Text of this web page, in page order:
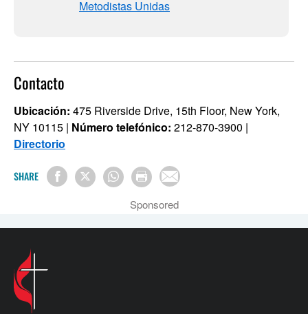
Metodistas Unidas
Contacto
Ubicación: 475 Riverside Drive, 15th Floor, New York,
NY 10115 | Número telefónico: 212-870-3900 |
Directorio
SHARE
Sponsored